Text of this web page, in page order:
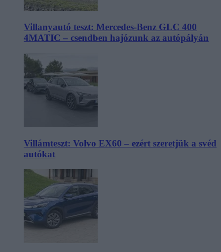
Villanyautó teszt: Mercedes-Benz GLC 400
4MATIC – csendben hajózunk az autópályán
Villámteszt: Volvo EX60 – ezért szeretjük a svéd
autókat